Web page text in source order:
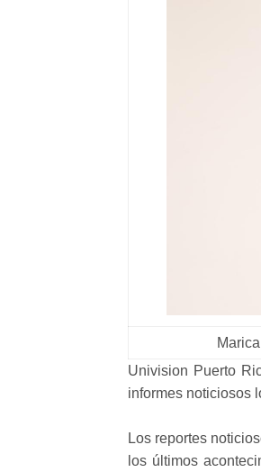
Univision Puerto
informes noticiosos
Los reportes
los últimos